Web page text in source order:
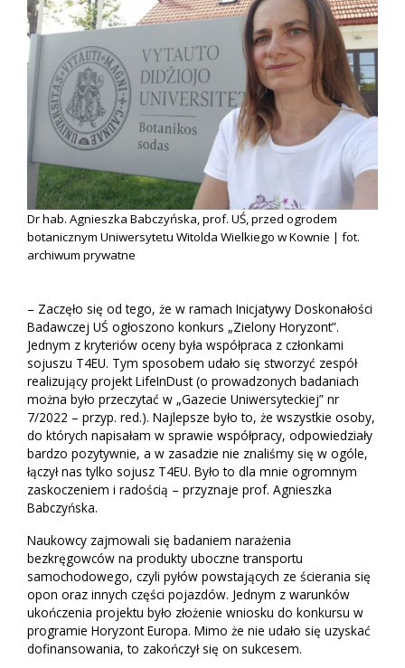
Dr hab. Agnieszka Babczyńska, prof. UŚ, przed ogrodem
botanicznym Uniwersytetu Witolda Wielkiego w Kownie | fot.
archiwum prywatne
– Zaczęło się od tego, że w ramach Inicjatywy Doskonałości
Badawczej UŚ ogłoszono konkurs „Zielony Horyzont”.
Jednym z kryteriów oceny była współpraca z członkami
sojuszu T4EU. Tym sposobem udało się stworzyć zespół
realizujący projekt LifeInDust (o prowadzonych badaniach
można było przeczytać w „Gazecie Uniwersyteckiej” nr
7/2022 – przyp. red.). Najlepsze było to, że wszystkie osoby,
do których napisałam w sprawie współpracy, odpowiedziały
bardzo pozytywnie, a w zasadzie nie znaliśmy się w ogóle,
łączył nas tylko sojusz T4EU. Było to dla mnie ogromnym
zaskoczeniem i radością – przyznaje prof. Agnieszka
Babczyńska.
Naukowcy zajmowali się badaniem narażenia
bezkręgowców na produkty uboczne transportu
samochodowego, czyli pyłów powstających ze ścierania się
opon oraz innych części pojazdów. Jednym z warunków
ukończenia projektu było złożenie wniosku do konkursu w
programie Horyzont Europa. Mimo że nie udało się uzyskać
dofinansowania, to zakończył się on sukcesem.